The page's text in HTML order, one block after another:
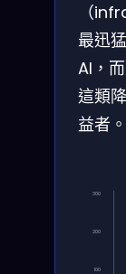
（
最迅
AI，
這類
益者。
100
200
300